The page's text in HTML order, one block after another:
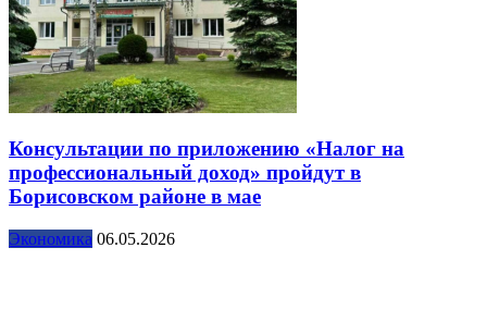
Консультации по приложению «Налог на
профессиональный доход» пройдут в
Борисовском районе в мае
Экономика 06.05.2026